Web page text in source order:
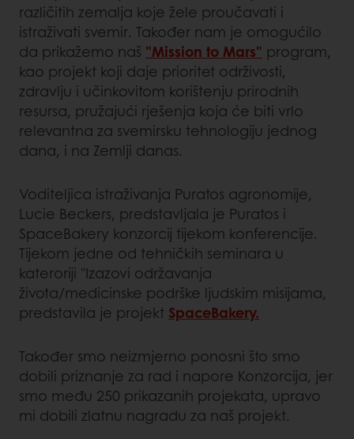
različitih zemalja koje žele proučavati i
istraživati svemir. Također nam je omogućilo
da prikažemo naš "Mission to Mars" program,
kao projekt koji daje prioritet održivosti,
zdravlju i učinkovitom korištenju prirodnih
resursa, pružajući rješenja koja će biti vrlo
relevantna za svemirsku tehnologiju jednog
dana, i na Zemlji danas.
Voditeljica istraživanja Puratos agronomije,
Lucie Beckers, predstavljala je Puratos i
SpaceBakery konzorcij tijekom konferencije.
Tijekom jedne od tehničkih seminara u
kateroriji "Izazovi održavanja
života/medicinske podrške ljudskim misijama,
predstavila je projekt SpaceBakery.
Također smo neizmjerno ponosni što smo
dobili priznanje za rad i napore Konzorcija, jer
smo među 250 prikazanih projekata, upravo
mi dobili zlatnu nagradu za naš projekt.